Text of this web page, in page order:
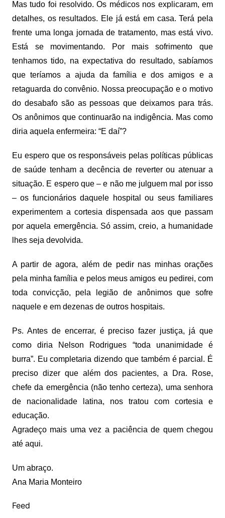
Mas tudo foi resolvido. Os médicos nos explicaram, em
detalhes, os resultados. Ele já está em casa. Terá pela
frente uma longa jornada de tratamento, mas está vivo.
Está se movimentando. Por mais sofrimento que
tenhamos tido, na expectativa do resultado, sabíamos
que teríamos a ajuda da família e dos amigos e a
retaguarda do convênio. Nossa preocupação e o motivo
do desabafo são as pessoas que deixamos para trás.
Os anônimos que continuarão na indigência. Mas como
diria aquela enfermeira: “E daí”?
Eu espero que os responsáveis pelas políticas públicas
de saúde tenham a decência de reverter ou atenuar a
situação. E espero que – e não me julguem mal por isso
– os funcionários daquele hospital ou seus familiares
experimentem a cortesia dispensada aos que passam
por aquela emergência. Só assim, creio, a humanidade
lhes seja devolvida.
A partir de agora, além de pedir nas minhas orações
pela minha família e pelos meus amigos eu pedirei, com
toda convicção, pela legião de anônimos que sofre
naquele e em dezenas de outros hospitais.
Ps. Antes de encerrar, é preciso fazer justiça, já que
como diria Nelson Rodrigues “toda unanimidade é
burra”. Eu completaria dizendo que também é parcial. É
preciso dizer que além dos pacientes, a Dra. Rose,
chefe da emergência (não tenho certeza), uma senhora
de nacionalidade latina, nos tratou com cortesia e
educação.
Agradeço mais uma vez a paciência de quem chegou
até aqui.
Um abraço.
Ana Maria Monteiro
Feed